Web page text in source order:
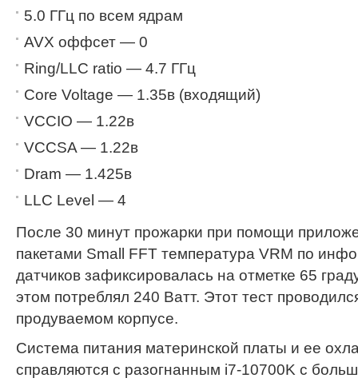
5.0 ГГц по всем ядрам
AVX оффсет — 0
Ring/LLC ratio — 4.7 ГГц
Core Voltage — 1.35в (входящий)
VCCIO — 1.22в
VCCSA — 1.22в
Dram — 1.425в
LLC Level — 4
После 30 минут прожарки при помощи
пакетами Small FFT температура VRM по
датчиков зафиксировалась на отметке 65
этом потреблял 240 Ватт. Этот тест
продуваемом корпусе.
Система питания материнской платы и ее
справляются с разогнанным i7-10700K с